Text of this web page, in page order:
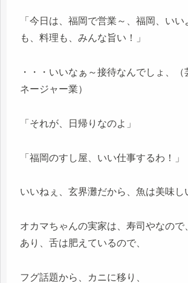
「今日は、福岡で営業～、福岡、いい
も、料理も、みんな旨い！」
・・・いいなぁ～接待なんでしょ、（
ネージャー業）
「それが、日帰りなのよ」
「福岡のすし屋、いい仕事するわ！」
いいねぇ、玄界灘だから、魚は美味し
オカマちゃんの実家は、寿司やなので
あり、舌は肥えているので、
フグ話題から、カニに移り、